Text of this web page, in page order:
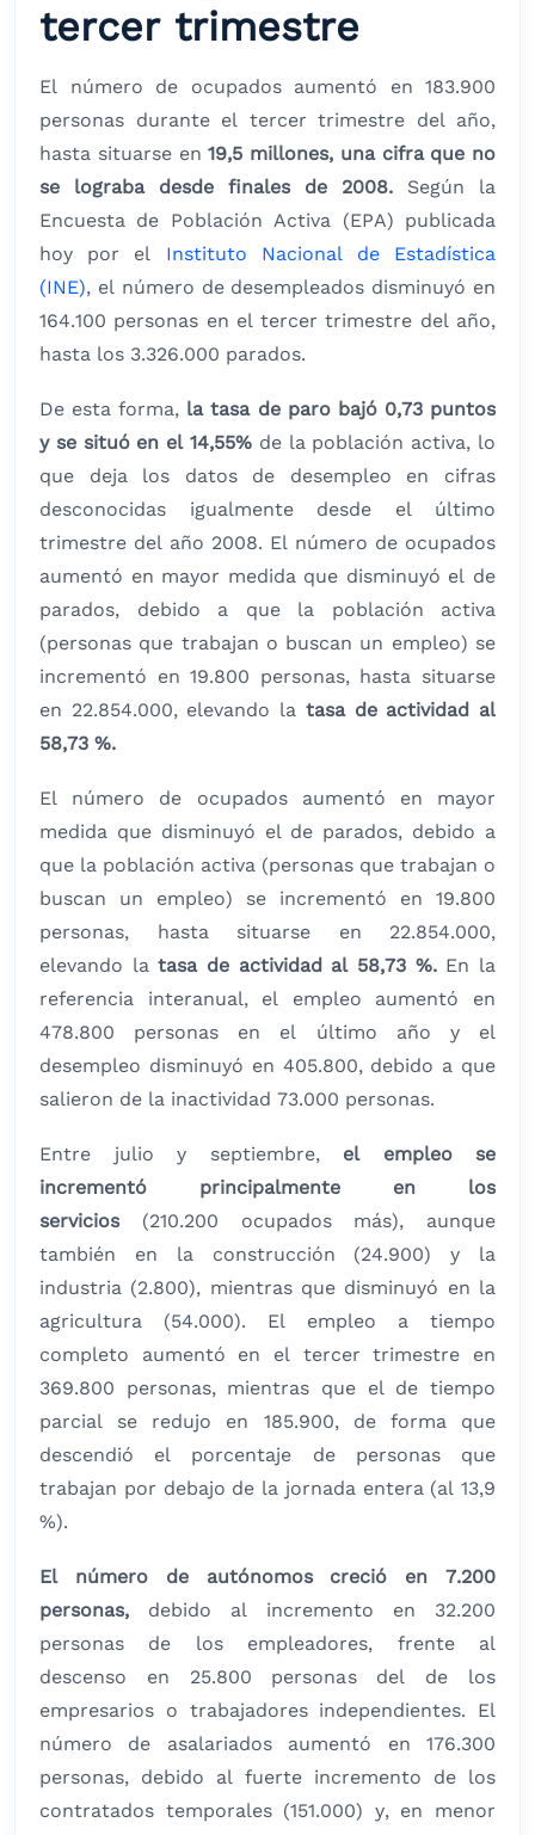
tercer trimestre
El número de ocupados aumentó en 183.900
personas durante el tercer trimestre del año,
hasta situarse en19,5 millones, una cifra que no
se lograba desde finales de 2008. Según la
Encuesta de Población Activa (EPA) publicada
hoy por el Instituto Nacional de Estadística
(INE), el número de desempleados disminuyó en
164.100 personas en el tercer trimestre del año,
hasta los 3.326.000 parados.
De esta forma, la tasa de paro bajó 0,73 puntos
y se situó en el 14,55% de la población activa, lo
que deja los datos de desempleo en cifras
desconocidas igualmente desde el último
trimestre del año 2008. El número de ocupados
aumentó en mayor medida que disminuyó el de
parados, debido a que la población activa
(personas que trabajan o buscan un empleo) se
incrementó en 19.800 personas, hasta situarse
en 22.854.000, elevando la tasa de actividad al
58,73 %.
El número de ocupados aumentó en mayor
medida que disminuyó el de parados, debido a
que la población activa (personas que trabajan o
buscan un empleo) se incrementó en 19.800
personas, hasta situarse en 22.854.000,
elevando latasa de actividad al 58,73 %. En la
referencia interanual, el empleo aumentó en
478.800 personas en el último año y el
desempleo disminuyó en 405.800, debido a que
salieron de la inactividad 73.000 personas.
Entre julio y septiembre, el empleo se
incrementó principalmente en los
servicios(210.200 ocupados más), aunque
también en la construcción (24.900) y la
industria (2.800), mientras que disminuyó en la
agricultura (54.000). El empleo a tiempo
completo aumentó en el tercer trimestre en
369.800 personas, mientras que el de tiempo
parcial se redujo en 185.900, de forma que
descendió el porcentaje de personas que
trabajan por debajo de la jornada entera (al 13,9
%).
El número de autónomos creció en 7.200
personas, debido al incremento en 32.200
personas de los empleadores, frente al
descenso en 25.800 personas del de los
empresarios o trabajadores independientes. El
número de asalariados aumentó en 176.300
personas, debido al fuerte incremento de los
contratados temporales (151.000) y, en menor